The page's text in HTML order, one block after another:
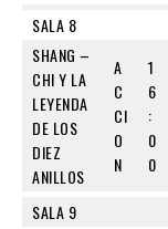
SALA 8
SHANG –
CHI Y LA
LEYENDA
DE LOS
DIEZ
ANILLOS
A
C
CI
O
N
1
6
:
0
0
SALA 9